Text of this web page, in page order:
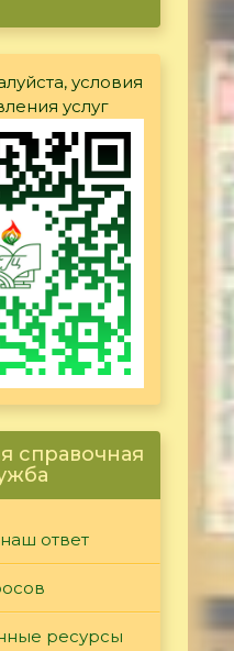
условия
услуг
справочная
ответ
ресурсы